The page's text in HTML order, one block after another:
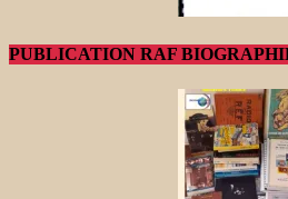
PUBLICATION RAF